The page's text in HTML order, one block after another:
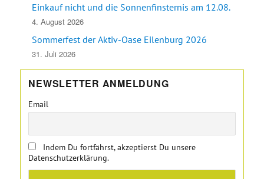
Einkauf nicht und die Sonnenfinsternis am 12.08.
4. August 2026
Sommerfest der Aktiv-Oase Eilenburg 2026
31. Juli 2026
NEWSLETTER ANMELDUNG
Email
Indem Du fortfährst, akzeptierst Du unsere
Datenschutzerklärung.